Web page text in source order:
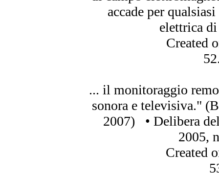
accade per
elettrica
Created
... il monitoraggio
sonora e televisiva."
2007) • Delibera
2005,
Created